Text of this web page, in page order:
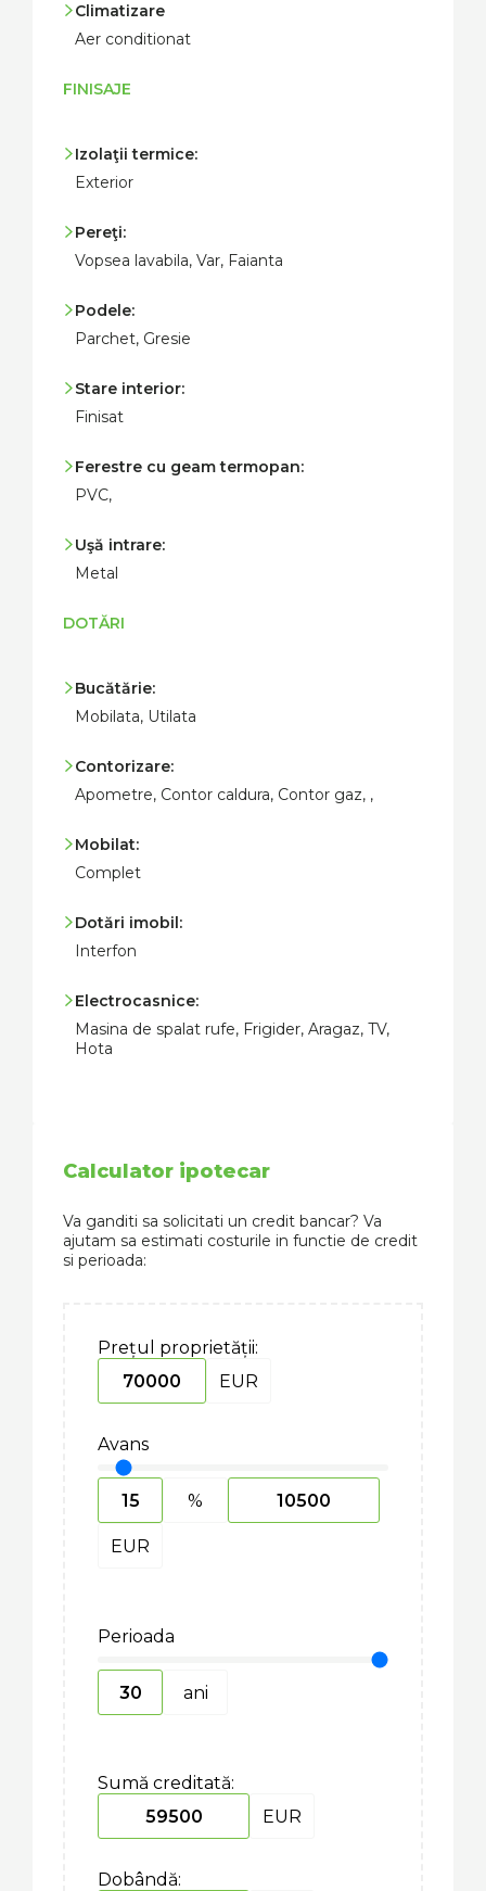
Climatizare
Aer conditionat
FINISAJE
Izolaţii termice:
Exterior
Pereţi:
Vopsea lavabila, Var, Faianta
Podele:
Parchet, Gresie
Stare interior:
Finisat
Ferestre cu geam termopan:
PVC,
Uşă intrare:
Metal
DOTĂRI
Bucătărie:
Mobilata, Utilata
Contorizare:
Apometre, Contor caldura, Contor gaz, ,
Mobilat:
Complet
Dotări imobil:
Interfon
Electrocasnice:
Masina de spalat rufe, Frigider, Aragaz, TV,
Hota
Calculator ipotecar
Va ganditi sa solicitati un credit bancar? Va
ajutam sa estimati costurile in functie de credit
si perioada:
Prețul proprietății:
EUR
Avans
%
EUR
Perioada
ani
Sumă creditată:
EUR
Dobândă: